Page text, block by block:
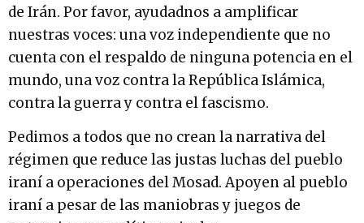
de Irán. Por favor, ayudadnos a amplificar
nuestras voces: una voz independiente que no
cuenta con el respaldo de ninguna potencia en el
mundo, una voz contra la República Islámica,
contra la guerra y contra el fascismo.
Pedimos a todos que no crean la narrativa del
régimen que reduce las justas luchas del pueblo
iraní a operaciones del Mosad. Apoyen al pueblo
iraní a pesar de las maniobras y juegos de